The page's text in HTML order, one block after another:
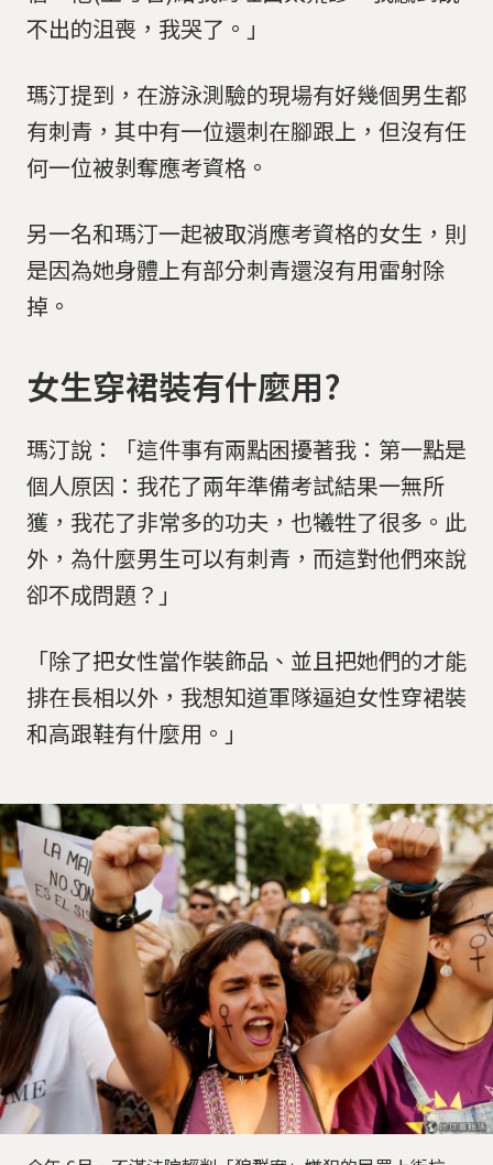
不出的沮喪，我哭了。」
瑪汀提到，在游泳測驗的現場有好幾個男生都
有刺青，其中有一位還刺在腳跟上，但沒有任
何一位被剝奪應考資格。
另一名和瑪汀一起被取消應考資格的女生，則
是因為她身體上有部分刺青還沒有用雷射除
掉。
女生穿裙裝有什麼用?
瑪汀說：「這件事有兩點困擾著我：第一點是
個人原因：我花了兩年準備考試結果一無所
獲，我花了非常多的功夫，也犧牲了很多。此
外，為什麼男生可以有刺青，而這對他們來說
卻不成問題？」
「除了把女性當作裝飾品、並且把她們的才能
排在長相以外，我想知道軍隊逼迫女性穿裙裝
和高跟鞋有什麼用。」